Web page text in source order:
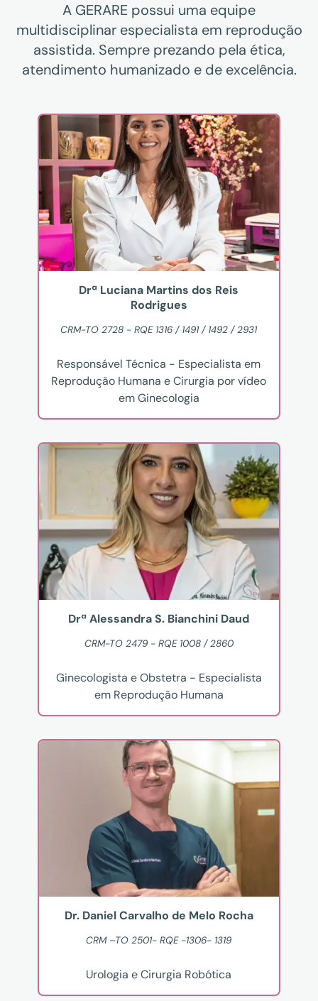
A GERARE possui uma equipe
multidisciplinar especialista em reprodução
assistida. Sempre prezando pela ética,
atendimento humanizado e de excelência.
Drª Luciana Martins dos Reis
Rodrigues
CRM-TO 2728 - RQE 1316 / 1491 / 1492 / 2931
Responsável Técnica - Especialista em
Reprodução Humana e Cirurgia por vídeo
em Ginecologia
Drª Alessandra S. Bianchini Daud
CRM-TO 2479 - RQE 1008 / 2860
Ginecologista e Obstetra - Especialista
em Reprodução Humana
Dr. Daniel Carvalho de Melo Rocha
CRM –TO 2501- RQE -1306- 1319
Urologia e Cirurgia Robótica